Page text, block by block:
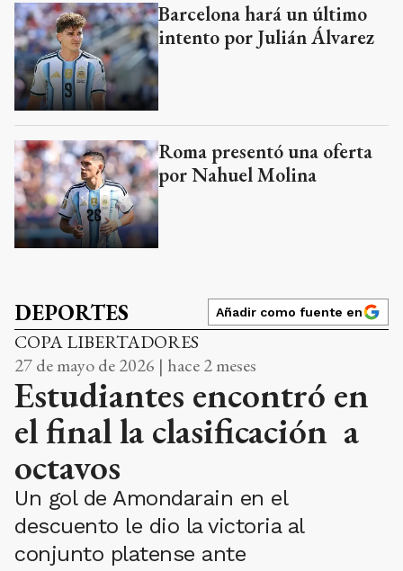
Barcelona hará un último
intento por Julián Álvarez
Roma presentó una oferta
por Nahuel Molina
DEPORTES Añadir como fuente en
COPA LIBERTADORES
27 de mayo de 2026 | hace 2 meses
Estudiantes encontró en
el final la clasificación a
octavos
Un gol de Amondarain en el
descuento le dio la victoria al
conjunto platense ante